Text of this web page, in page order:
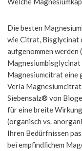
Die besten
wie Citrat, Bisglycinat
aufgenommen
Magnesiumcitrat eine
Verla
Siebensalz® von
für eine breite
(organisch vs.
Ihren Bedürfnissen
bei empfindlichem